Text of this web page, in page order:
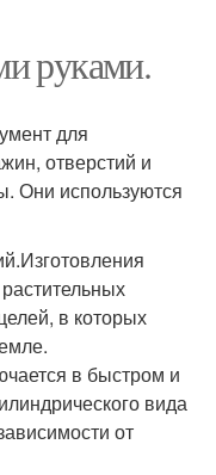
руками.
для
отверстий и
Они используются
в которых
в быстром и
вида
от